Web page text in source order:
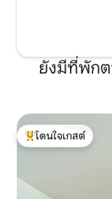
ยังมีที่พักต
โดนใจเกสต์ที่สุด
โดนใจเกสต์